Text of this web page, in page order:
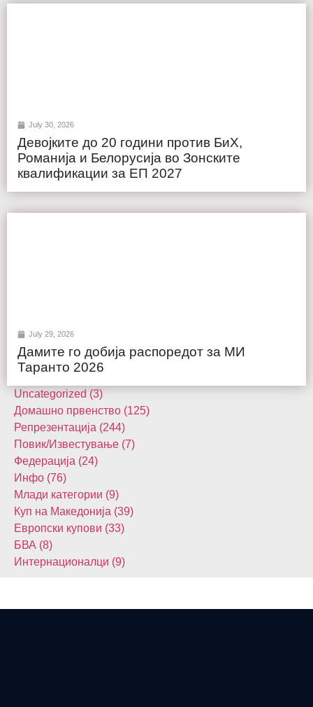
July 30, 2026
Девојките до 20 години против БиХ,
Романија и Белорусија во Зонските
квалификации за ЕП 2027
July 29, 2026
Дамите го добија распоредот за МИ
Таранто 2026
Uncategorized (3)
Домашнo првенство (125)
Репрезентација (244)
Повик/Известување (7)
Федерација (24)
Инфо (76)
Млади категории (9)
Куп на Македонија (39)
Европски купови (33)
БВА (8)
Интернационалци (9)